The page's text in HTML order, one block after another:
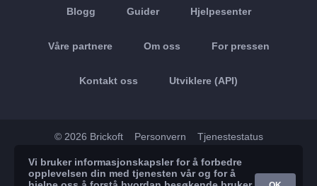
Blogg Guider Hjelpesenter
Våre partnere Om oss For pressen
Kontakt oss Utviklere (API)
© 2026 Brickoft Personvern Tjenestestatus
App Store Google Play
Vi bruker informasjonskapsler for å forbedre
opplevelsen din med tjenesten vår og for å